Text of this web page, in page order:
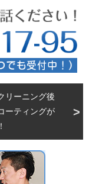
リーニング後
ーティングが